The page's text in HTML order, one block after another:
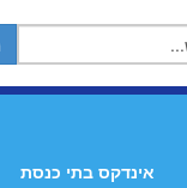
אינדקס בתי כנסת